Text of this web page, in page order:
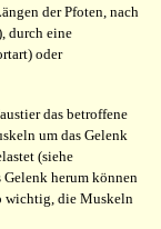
der Pfoten, nach
durch eine
oder
das betroffene
um das Gelenk
(siehe
herum können
wichtig, die Muskeln